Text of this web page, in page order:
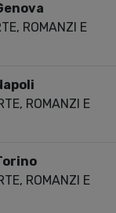
ROMANZI E
ROMANZI E
ROMANZI E